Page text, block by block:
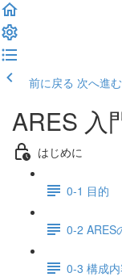
前に戻る 次へ進む
ARES 入
はじめに
0-1 目的
0-2 ARES
0-3 構成内